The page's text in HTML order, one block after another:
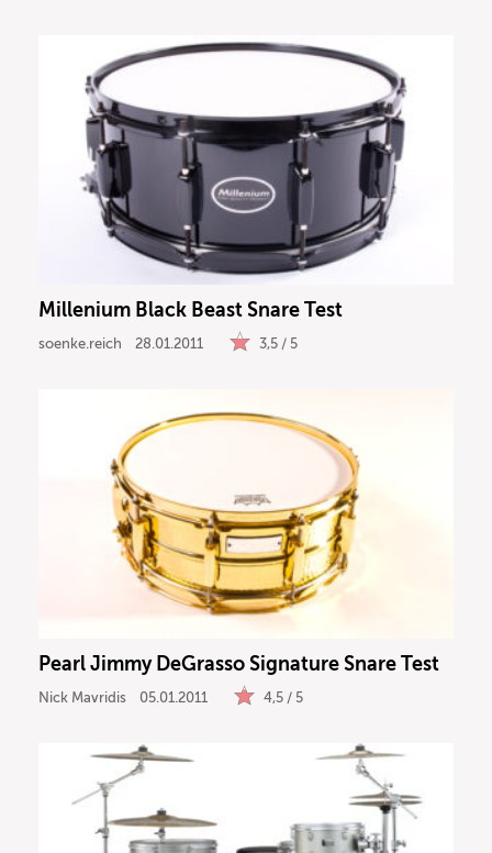
Millenium Black Beast Snare Test
soenke.reich 28.01.2011 3,5 / 5
Pearl Jimmy DeGrasso Signature Snare Test
Nick Mavridis 05.01.2011 4,5 / 5